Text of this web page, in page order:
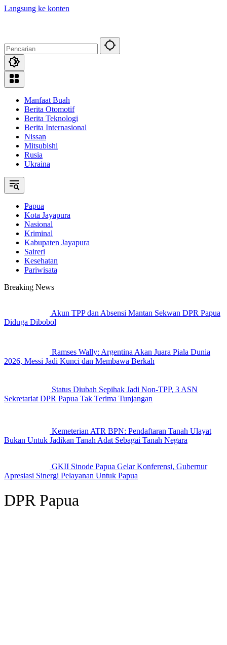
Langsung ke konten
Manfaat Buah
Berita Otomotif
Berita Teknologi
Berita Internasional
Nissan
Mitsubishi
Rusia
Ukraina
Papua
Kota Jayapura
Nasional
Kriminal
Kabupaten Jayapura
Saireri
Kesehatan
Pariwisata
Breaking News
Akun TPP dan Absensi Mantan Sekwan DPR Papua
Diduga Dibobol
Ramses Wally: Argentina Akan Juara Piala Dunia
2026, Messi Jadi Kunci dan Membawa Berkah
Status Diubah Sepihak Jadi Non-TPP, 3 ASN
Sekretariat DPR Papua Tak Terima Tunjangan
Kemeterian ATR BPN: Pendaftaran Tanah Ulayat
Bukan Untuk Jadikan Tanah Adat Sebagai Tanah Negara
GKII Sinode Papua Gelar Konferensi, Gubernur
Apresiasi Sinergi Pelayanan Untuk Papua
DPR Papua